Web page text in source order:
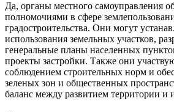
Да, органы местного самоуправления
полномочиями в сфере
градостроительства. Они могут
использования земельных участков,
генеральные планы населенных
проекты застройки. Также они
соблюдением строительных норм и
зеленых зон и общественных
баланс между развитием территории и